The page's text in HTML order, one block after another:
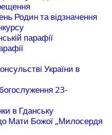
Родин та відзначення
парафії
України в
23-
в Гданську
Мати Божої „Милосердя